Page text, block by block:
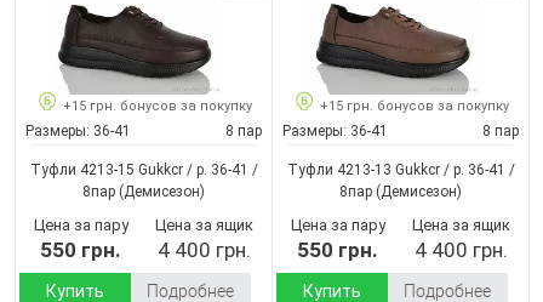
+15 грн. бонусов за покупку
Размеры: 36-41 8 пар
Туфли 4213-15 Gukkcr / p. 36-41 /
8пар (Демисезон)
Цена за пару
550 грн.
Цена за ящик
4 400 грн.
Купить Подробнее
+15 грн. бонусов за покупку
Размеры: 36-41 8 пар
Туфли 4213-13 Gukkcr / p. 36-41 /
8пар (Демисезон)
Цена за пару
550 грн.
Цена за ящик
4 400 грн.
Купить Подробнее